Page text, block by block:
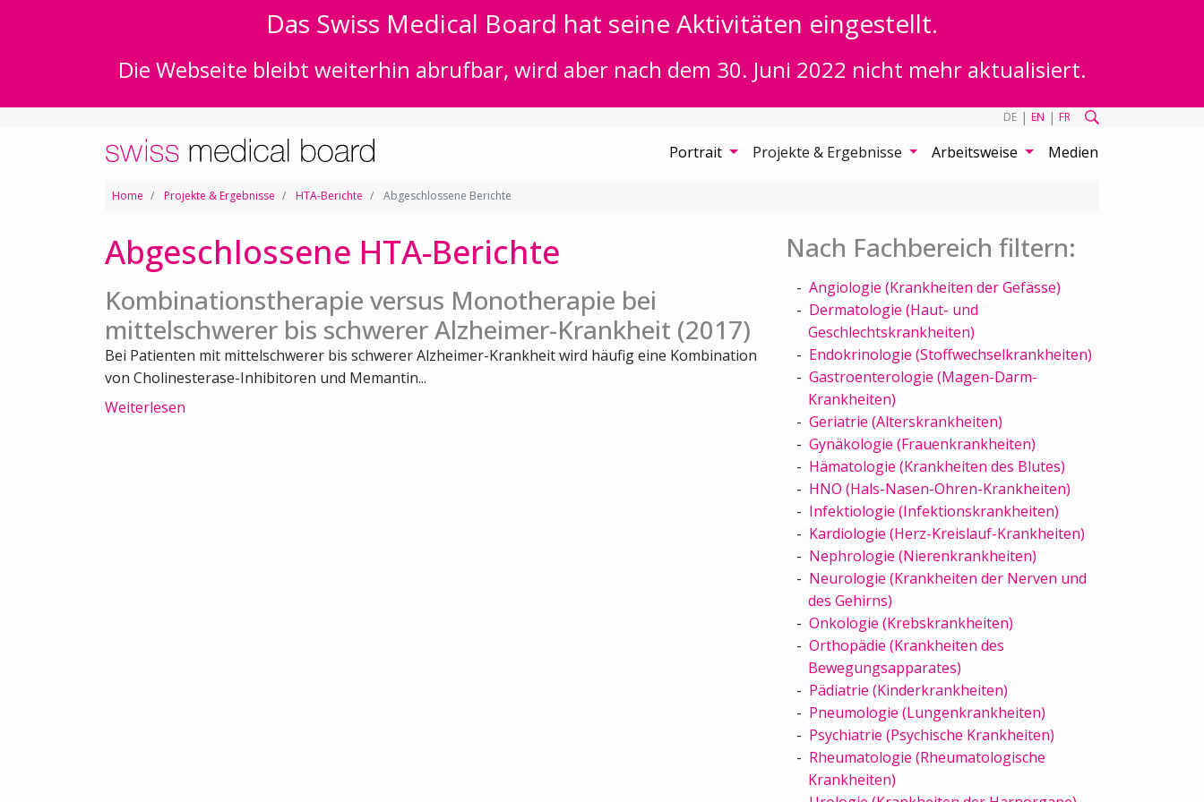
Das Swiss Medical Board hat seine Aktivitäten eingestellt.
Die Webseite bleibt weiterhin abrufbar, wird aber nach dem 30. Juni 2022 nicht mehr aktualisiert.
DE | EN | FR
Portrait Projekte & Ergebnisse Arbeitsweise Medien
Home Projekte & Ergebnisse HTA-Berichte Abgeschlossene Berichte
Abgeschlossene HTA-Berichte
Kombinationstherapie versus Monotherapie bei
mittelschwerer bis schwerer Alzheimer-Krankheit (2017)
Bei Patienten mit mittelschwerer bis schwerer Alzheimer-Krankheit wird häufig eine Kombination
von Cholinesterase-Inhibitoren und Memantin...
Weiterlesen
Nach Fachbereich filtern:
Angiologie (Krankheiten der Gefässe)
Dermatologie (Haut- und
Geschlechtskrankheiten)
Endokrinologie (Stoffwechselkrankheiten)
Gastroenterologie (Magen-Darm-
Krankheiten)
Geriatrie (Alterskrankheiten)
Gynäkologie (Frauenkrankheiten)
Hämatologie (Krankheiten des Blutes)
HNO (Hals-Nasen-Ohren-Krankheiten)
Infektiologie (Infektionskrankheiten)
Kardiologie (Herz-Kreislauf-Krankheiten)
Nephrologie (Nierenkrankheiten)
Neurologie (Krankheiten der Nerven und
des Gehirns)
Onkologie (Krebskrankheiten)
Orthopädie (Krankheiten des
Bewegungsapparates)
Pädiatrie (Kinderkrankheiten)
Pneumologie (Lungenkrankheiten)
Psychiatrie (Psychische Krankheiten)
Rheumatologie (Rheumatologische
Krankheiten)